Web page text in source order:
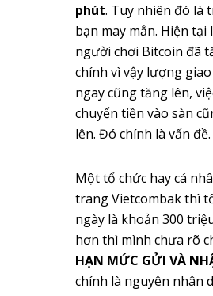
phút. Tuy nhiên đó là
bạn may mắn. Hiện tại
người chơi Bitcoin đã
chính vì vậy lượng
ngay cũng tăng lên,
chuyển tiền vào sàn
lên. Đó chính là vấn đề.
Một tổ chức hay cá
trang Vietcombak thì
ngày là khoản 300
hơn thì mình chưa rõ
HẠN MỨC GỬI VÀ
chính là nguyên nhân